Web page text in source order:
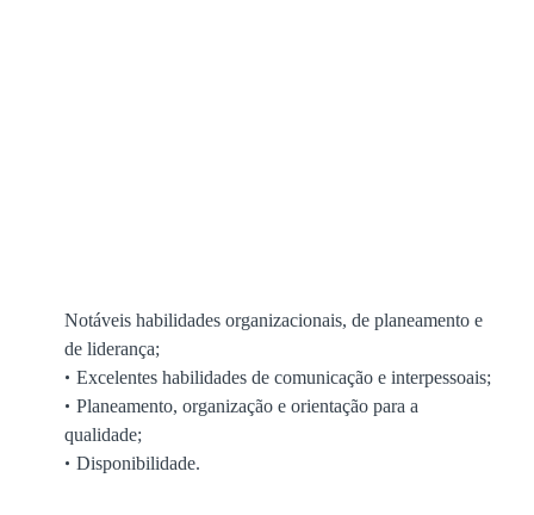
Notáveis habilidades organizacionais, de planeamento e
de liderança;
Excelentes habilidades de comunicação e interpessoais;
Planeamento, organização e orientação para a
qualidade;
Disponibilidade.